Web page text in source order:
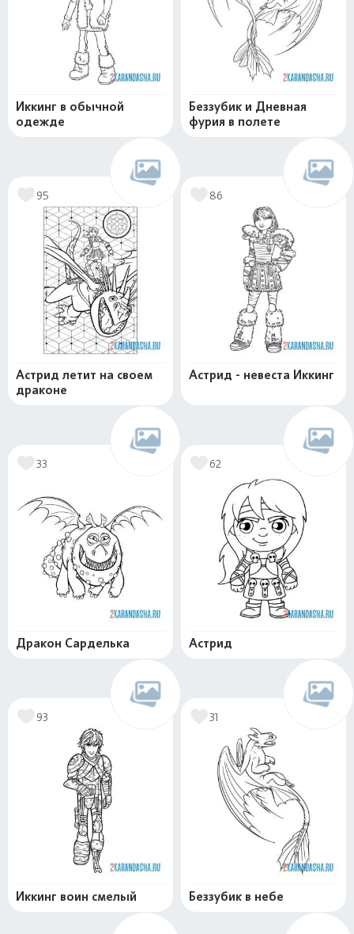
Иккинг в обычной
одежде
Беззубик и Дневная
фурия в полете
95
Астрид летит на своем
драконе
86
Астрид - невеста Иккинг
33
Дракон Сарделька
62
Астрид
93
Иккинг воин смелый
31
Беззубик в небе